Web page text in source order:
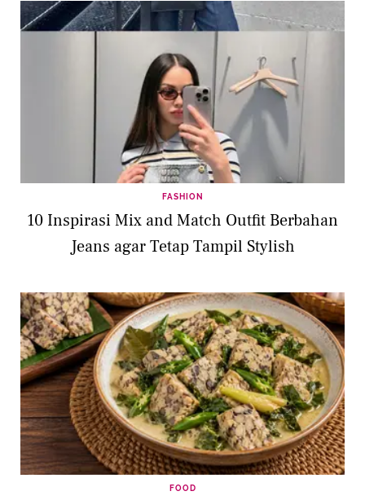
FASHION
10 Inspirasi Mix and Match Outfit Berbahan
Jeans agar Tetap Tampil Stylish
FOOD